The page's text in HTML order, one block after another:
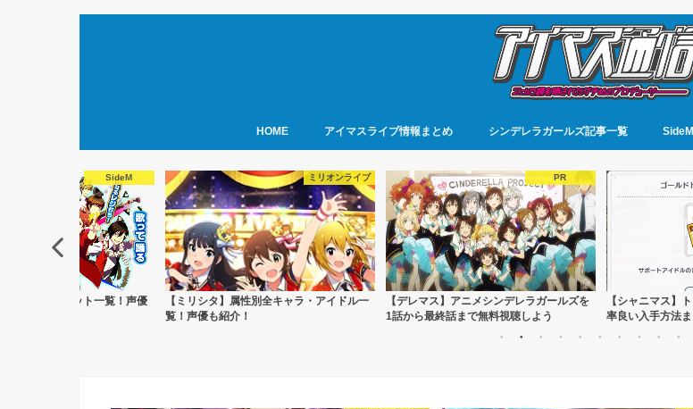
HOME アイマスライブ情報まとめ シンデレラガールズ記事一覧
ミリオンライブ
属性別全キャラ・アイドル一
PR
【デレマス】アニメシンデレラガールズを
1話から最終話まで無料視聴しよう
シャイニーカラーズ
【シャニマス】トレーニングチケットの効
率良い入手方法まとめ
【シャニマス】
の良い育成方法